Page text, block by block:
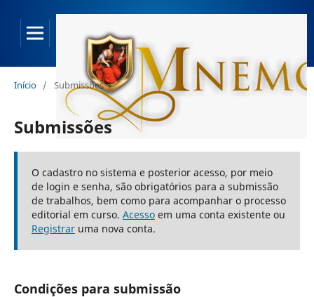
Início / Submissões
Submissões
O cadastro no sistema e posterior acesso, por meio
de login e senha, são obrigatórios para a submissão
de trabalhos, bem como para acompanhar o processo
editorial em curso. Acessoem uma conta existente ou
Registraruma nova conta.
Condições para submissão